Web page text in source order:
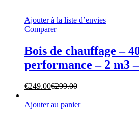
Ajouter à la liste d’envies
Comparer
Bois de chauffage –
performance – 2 m3
€249.00€299.00
Ajouter au panier